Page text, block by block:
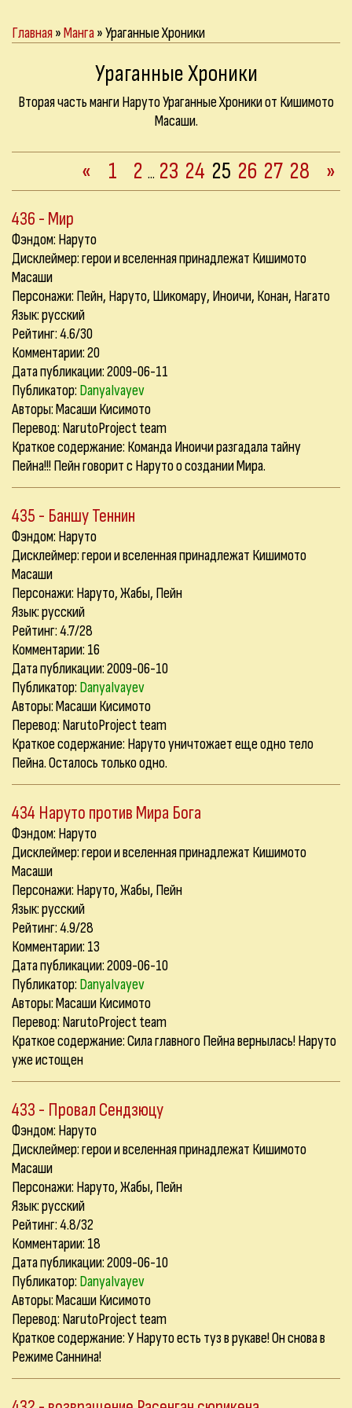
Главная»Манга» Ураганные Хроники
Ураганные Хроники
Вторая часть манги Наруто Ураганные Хроники от Кишимото
Масаши.
« 1 2 ... 23 24 25 26 27 28 »
436 - Мир
Фэндом: Наруто
Дисклеймер: герои и вселенная принадлежат Кишимото
Масаши
Персонажи: Пейн, Наруто, Шикомару, Иноичи, Конан, Нагато
Язык: русский
Рейтинг: 4.6/30
Комментарии:20
Дата публикации: 2009-06-11
Публикатор: DanyaIvayev
Авторы: Масаши Кисимото
Перевод: NarutoProject team
Краткое содержание: Команда Иноичи разгадала тайну
Пейна!!! Пейн говорит с Наруто о создании Мира.
435 - Баншу Теннин
Фэндом: Наруто
Дисклеймер: герои и вселенная принадлежат Кишимото
Масаши
Персонажи: Наруто, Жабы, Пейн
Язык: русский
Рейтинг: 4.7/28
Комментарии: 16
Дата публикации: 2009-06-10
Публикатор: DanyaIvayev
Авторы: Масаши Кисимото
Перевод: NarutoProject team
Краткое содержание: Наруто уничтожает еще одно тело
Пейна. Осталось только одно.
434 Наруто против Мира Бога
Фэндом: Наруто
Дисклеймер: герои и вселенная принадлежат Кишимото
Масаши
Персонажи: Наруто, Жабы, Пейн
Язык: русский
Рейтинг: 4.9/28
Комментарии: 13
Дата публикации: 2009-06-10
Публикатор: DanyaIvayev
Авторы: Масаши Кисимото
Перевод: NarutoProject team
Краткое содержание: Сила главного Пейна вернылась! Наруто
уже истощен
433 - Провал Сендзюцу
Фэндом: Наруто
Дисклеймер: герои и вселенная принадлежат Кишимото
Масаши
Персонажи: Наруто, Жабы, Пейн
Язык: русский
Рейтинг: 4.8/32
Комментарии: 18
Дата публикации: 2009-06-10
Публикатор: DanyaIvayev
Авторы: Масаши Кисимото
Перевод: NarutoProject team
Краткое содержание: У Наруто есть туз в рукаве! Он снова в
Режиме Саннина!